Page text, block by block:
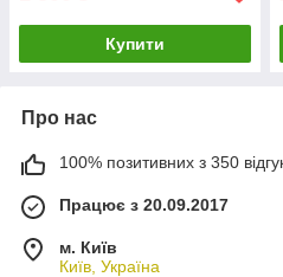
Купити
Про нас
100% позитивних з 350
Працює з 20.09.2017
м. Київ
Київ, Україна